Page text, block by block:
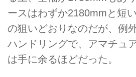
ースはわずか2180mmと短
の狙いどおりなのだが、例
ハンドリングで、アマチュ
は手に余るほどだった。